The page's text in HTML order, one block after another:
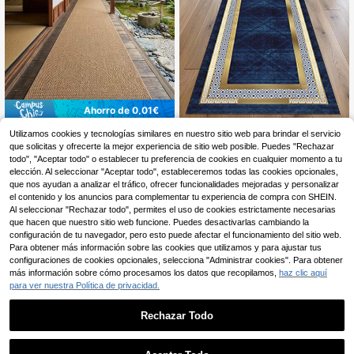
Ahorro de 0,01€
1 pieza Alfombra rectangular para e
l piso, alfombra de pasillo, alfombra,
alfombra de pasillo, alfombra peque
ña de área, alfombra, decoración de
l hogar, alfombra de área, alfombra
de área para sala de estar, decoraci
ón del hogar para sala de estar, dec
oración de habitación, alfombra lav
able
20 Left
2,26€ 2,27€
1 pieza Alfombra deslizante con fon
do azul profundo, patrón dorado y
marco de diamante blanco, lavable
a máquina, alfombra para entrada, s
ala de estar, dormitorio, patio exteri
or, jardín, decoración del hogar, dec
oración de habitación, alfombra de
área, tapiz
17 Left
6
1
Utilizamos cookies y tecnologías similares en nuestro sitio web para brindar el servicio
que solicitas y ofrecerte la mejor experiencia de sitio web posible. Puedes "Rechazar
todo", "Aceptar todo" o establecer tu preferencia de cookies en cualquier momento a tu
elección. Al seleccionar "Aceptar todo", estableceremos todas las cookies opcionales,
que nos ayudan a analizar el tráfico, ofrecer funcionalidades mejoradas y personalizar
el contenido y los anuncios para complementar tu experiencia de compra con SHEIN.
Al seleccionar "Rechazar todo", permites el uso de cookies estrictamente necesarias
que hacen que nuestro sitio web funcione. Puedes desactivarlas cambiando la
configuración de tu navegador, pero esto puede afectar el funcionamiento del sitio web.
Para obtener más información sobre las cookies que utilizamos y para ajustar tus
configuraciones de cookies opcionales, selecciona "Administrar cookies". Para obtener
más información sobre cómo procesamos los datos que recopilamos, haz clic aquí
para ver nuestra Política de privacidad.
Rechazar Todo